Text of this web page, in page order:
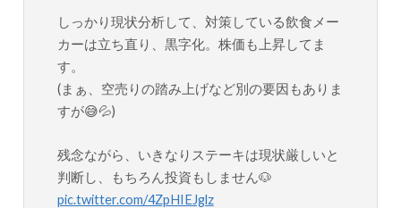
しっかり現状分析して、対策している飲食メー
カーは立ち直り、黒字化。株価も上昇してま
す。
(まぁ、空売りの踏み上げなど別の要因もありま
すが😅💦)
残念ながら、いきなりステーキは現状厳しいと
判断し、もちろん投資もしません🐶
pic.twitter.com/4ZpHIEJglz